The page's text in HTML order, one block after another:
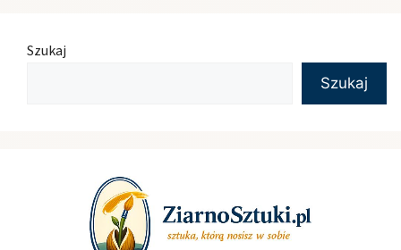
Szukaj
Szukaj